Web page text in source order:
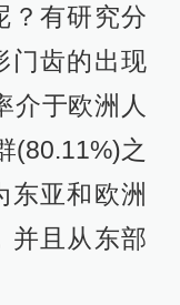
？有研究分
门齿的出现
介于欧洲人
(80.11%)之
东亚和欧洲
并且从东部